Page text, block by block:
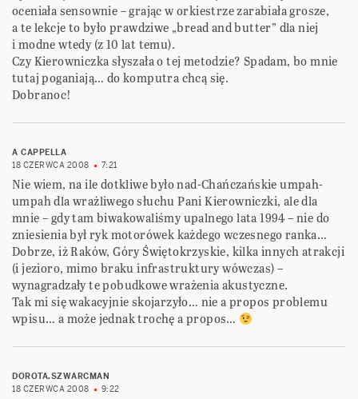
oceniała sensownie – grając w orkiestrze zarabiała grosze,
a te lekcje to było prawdziwe „bread and butter” dla niej
i modne wtedy (z 10 lat temu).
Czy Kierowniczka słyszała o tej metodzie? Spadam, bo mnie
tutaj poganiają… do komputra chcą się.
Dobranoc!
A CAPPELLA
18 CZERWCA 2008
7:21
Nie wiem, na ile dotkliwe było nad-Chańczańskie umpah-
umpah dla wrażliwego słuchu Pani Kierowniczki, ale dla
mnie – gdy tam biwakowaliśmy upalnego lata 1994 – nie do
zniesienia był ryk motorówek każdego wczesnego ranka…
Dobrze, iż Raków, Góry Świętokrzyskie, kilka innych atrakcji
(i jezioro, mimo braku infrastruktury wówczas) –
wynagradzały te pobudkowe wrażenia akustyczne.
Tak mi się wakacyjnie skojarzyło… nie a propos problemu
wpisu… a może jednak trochę a propos…
DOROTA.SZWARCMAN
18 CZERWCA 2008
9:22